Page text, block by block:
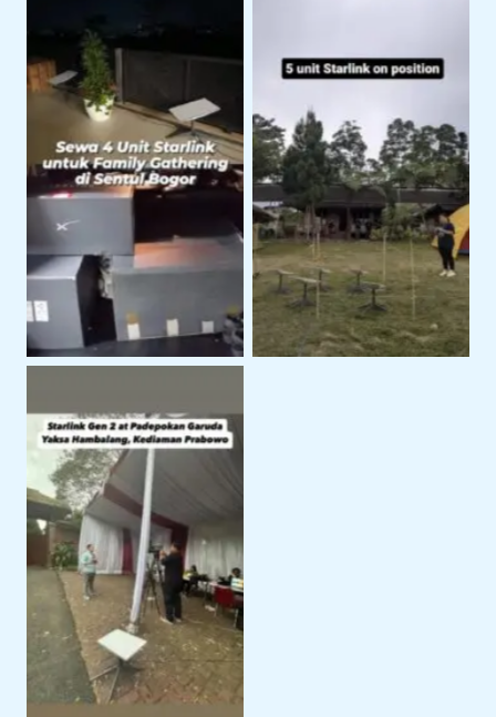
Dukungan Internet
Untuk Acara Family
Gathering
Internet Stabil Untuk
Event dan Aktivitas
Outdoor
Starlink Support BTV
Kediaman Prabowo
Hambalang